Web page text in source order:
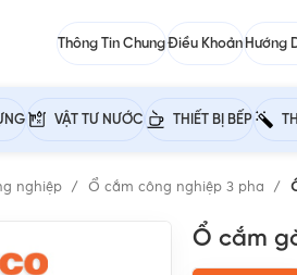
Thông Tin ChungĐiều Khoản Hướng
VẬT TƯ NƯỚC THIẾT BỊ BẾP
nghiệp Ổ cắm công nghiệp 3 pha
Ổ cắm